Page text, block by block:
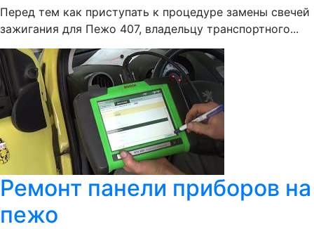
Перед тем как приступать к процедуре замены свечей
зажигания для Пежо 407, владельцу транспортного...
Ремонт панели приборов на
пежо